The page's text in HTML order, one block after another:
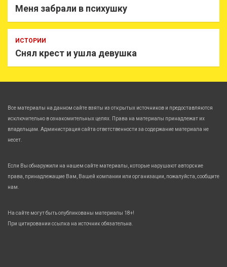
Меня забрали в психушку
ИСТОРИИ
Снял крест и ушла девушка
Все материалы на данном сайте взяты из открытых источников и предоставляются
исключительно в ознакомительных целях. Права на материалы принадлежат их
владельцам. Администрация сайта ответственности за содержание материала не
несет.
Если Вы обнаружили на нашем сайте материалы, которые нарушают авторские
права, принадлежащие Вам, Вашей компании или организации, пожалуйста, сообщите
нам.
На сайте могут быть опубликованы материалы 18+!
При цитировании ссылка на источник обязательна.